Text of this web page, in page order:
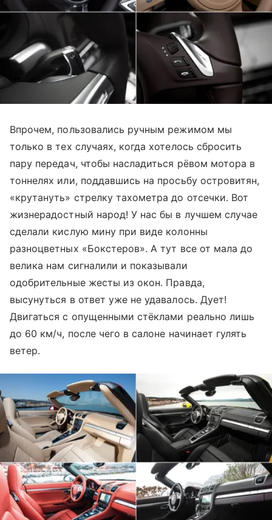
Впрочем, пользовались ручным режимом мы
только в тех случаях, когда хотелось сбросить
пару передач, чтобы насладиться рёвом мотора в
тоннелях или, поддавшись на просьбу островитян,
«крутануть» стрелку тахометра до отсечки. Вот
жизнерадостный народ! У нас бы в лучшем случае
сделали кислую мину при виде колонны
разноцветных «Бокстеров». А тут все от мала до
велика нам сигналили и показывали
одобрительные жесты из окон. Правда,
высунуться в ответ уже не удавалось. Дует!
Двигаться с опущенными стёклами реально лишь
до 60 км/ч, после чего в салоне начинает гулять
ветер.